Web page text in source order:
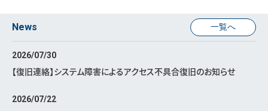
News 一覧へ
2026/07/30
【復旧連絡】システム障害によるアクセス不具合復旧のお知らせ
2026/07/22